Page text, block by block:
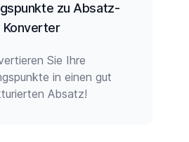
zu Absatz-
Konverter
Sie Ihre
in einen gut
Absatz!